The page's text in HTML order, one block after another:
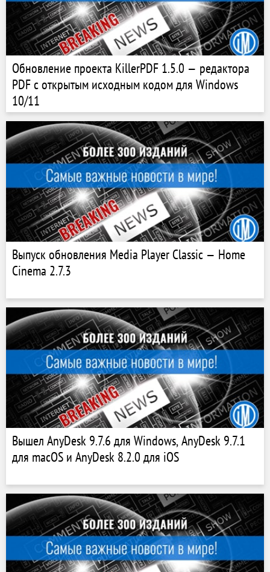
Обновление проекта KillerPDF 1.5.0 — редактора
PDF с открытым исходным кодом для Windows
10/11
Выпуск обновления Media Player Classic — Home
Cinema 2.7.3
Вышел AnyDesk 9.7.6 для Windows, AnyDesk 9.7.1
для macOS и AnyDesk 8.2.0 для iOS